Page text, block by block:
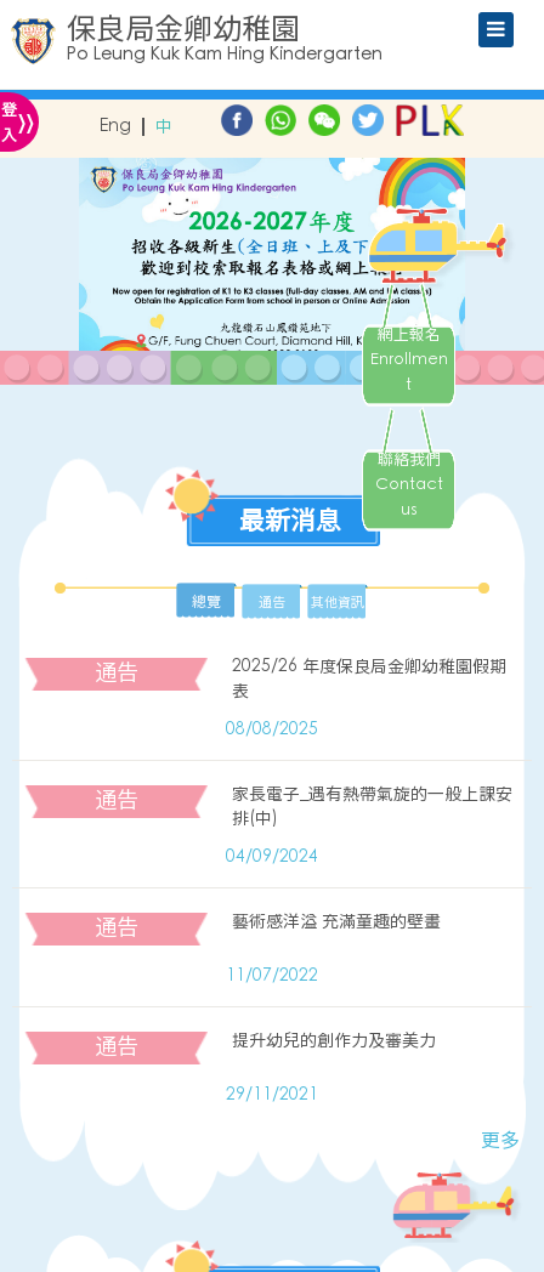
保良局金卿幼稚園
Po Leung Kuk Kam Hing Kindergarten
登
入» Eng 中
網上報名
Enrollmen
t
聯絡我們
Contact
us
最新消息
總覽 通告 其他資訊
通告
2025/26 年度保良局金卿幼稚園假期
表
08/08/2025
通告
家長電子_遇有熱帶氣旋的一般上課安
排(中)
04/09/2024
通告 藝術感洋溢 充滿童趣的壁畫
11/07/2022
通告 提升幼兒的創作力及審美力
29/11/2021
更多